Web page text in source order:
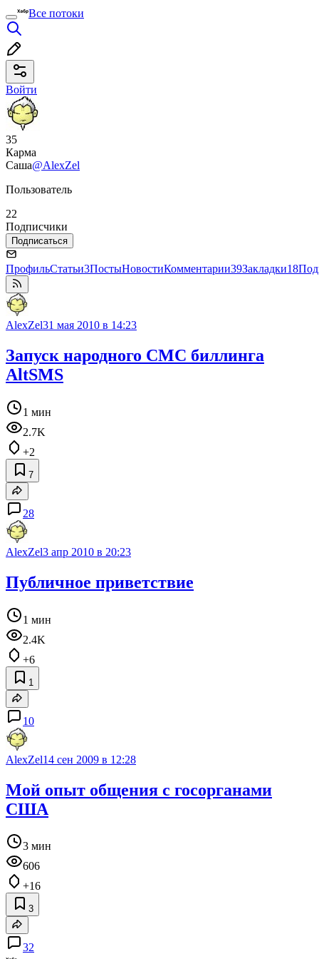
Все потоки
Войти
35
Карма
Саша@AlexZel
Пользователь
22
Подписчики
Подписаться
ПрофильСтатьи3ПостыНовостиКомментарии39Закладки18
AlexZel31 мая 2010 в 14:23
Запуск народного СМС биллинга
AltSMS
1 мин
2.7K
+2
7
28
AlexZel3 апр 2010 в 20:23
Публичное приветствие
1 мин
2.4K
+6
1
10
AlexZel14 сен 2009 в 12:28
Мой опыт общения с госорганами
США
3 мин
606
+16
3
32